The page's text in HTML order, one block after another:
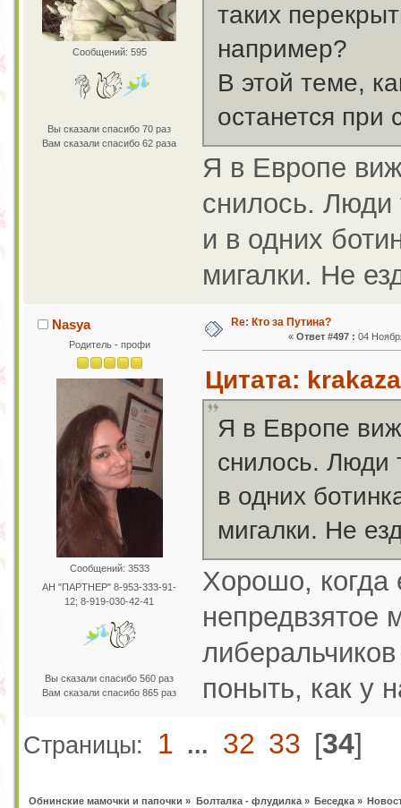
Сообщений: 595
Вы сказали спасибо 70 раз
Вам сказали спасибо 62 раза
таких
например?
В этой теме,
останется при
Я в Европе
снилось. Люди
и в одних
мигалки. Не
Nasya
Родитель - профи
Сообщений: 3533
АН "ПАРТНЕР" 8-953-333-91-
12; 8-919-030-42-41
Вы сказали спасибо 560 раз
Вам сказали спасибо 865 раз
Re: Кто за Путина?
« Ответ #497 : 04
Цитата:
Я в Европе
снилось. Люди
в одних
мигалки. Не
Хорошо, когда
непредвзятое
поныть, как у
Страницы: 1 ... 32 33 [34]
Обнинские мамочки и папочки » Болталка - флудилка» Беседка»